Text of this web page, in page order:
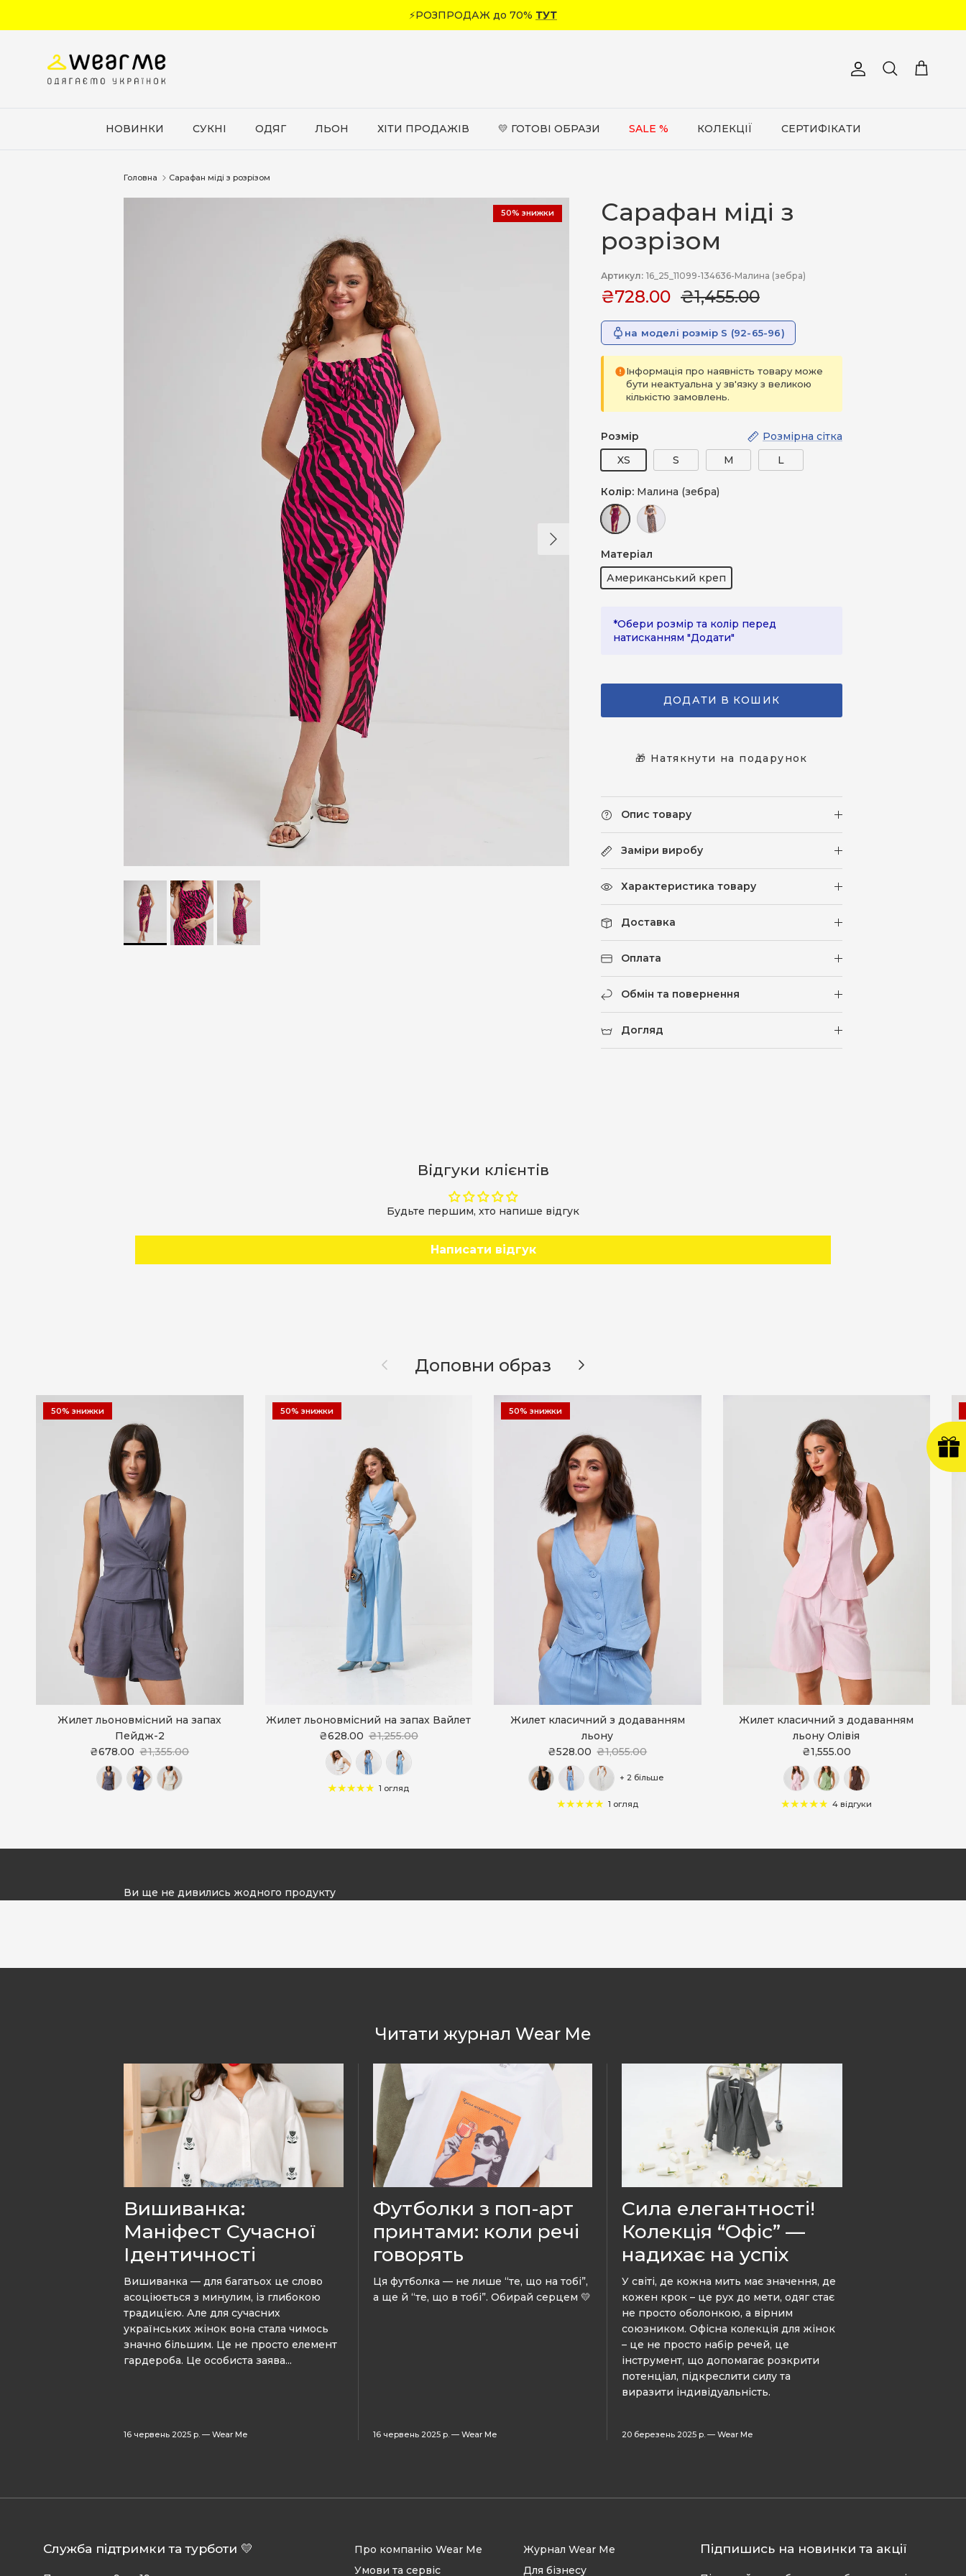
⚡РОЗПРОДАЖ до 70% ТУТ
Обліковий запис
Пошук Кошик
НОВИНКИ СУКНІ ОДЯГ ЛЬОН ХІТИ ПРОДАЖІВ 💛 ГОТОВІ ОБРАЗИ SALE % КОЛЕКЦІЇ СЕРТИФІКАТИ
Головна Сарафан міді з розрізом
Далі
50% знижки
Сарафан міді з
розрізом
Артикул: 16_25_11099-134636-Малина (зебра)
₴728.00 ₴1,455.00
на моделі розмір S (92-65-96)
Інформація про наявність товару може
бути неактуальна у зв'язку з великою
кількістю замовлень.
Розмір
Розмірна сітка
XS
S M L
Колір: Малина (зебра)
Матеріал
Американський креп
*Обери розмір та колір перед
натисканням "Додати"
ДОДАТИ В КОШИК
🎁 Натякнути на подарунок
Опис товару
Заміри виробу
Характеристика товару
Доставка
Оплата
Обмін та повернення
Догляд
Відгуки клієнтів
Будьте першим, хто напише відгук
Написати відгук
НазадДоповни образ Далі
50% знижки
Жилет льоновмісний на запах
Пейдж-2
₴678.00 ₴1,355.00
50% знижки
Жилет льоновмісний на запах Вайлет
₴628.00 ₴1,255.00
1 огляд
50% знижки
Жилет класичний з додаванням
льону
₴528.00 ₴1,055.00
+ 2 більше
1 огляд
Жилет класичний з додаванням
льону Олівія
₴1,555.00
4 відгуки
Ви ще не дивились жодного продукту
Читати журнал Wear Me
Вишиванка:
Маніфест Сучасної
Ідентичності
Вишиванка — для багатьох це слово
асоціюється з минулим, із глибокою
традицією. Але для сучасних
українських жінок вона стала чимось
значно більшим. Це не просто елемент
гардероба. Це особиста заява...
16 червень 2025 р. — Wear Me
Футболки з поп-арт
принтами: коли речі
говорять
Ця футболка — не лише “те, що на тобі”,
а ще й “те, що в тобі”. Обирай серцем 💛
16 червень 2025 р. — Wear Me
Сила елегантності!
Колекція “Офіс” —
надихає на успіх
У світі, де кожна мить має значення, де
кожен крок – це рух до мети, одяг стає
не просто оболонкою, а вірним
союзником. Офісна колекція для жінок
– це не просто набір речей, це
інструмент, що допомагає розкрити
потенціал, підкреслити силу та
виразити індивідуальність.
20 березень 2025 р. —Wear Me
Служба підтримки та турботи 💛
Про компанію Wear Me
Умови та сервіс
Журнал Wear Me
Для бізнесу
Підпишись на новинки та акції